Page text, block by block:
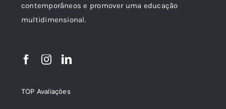
contemporâneos e promover uma educação
multidimensional.
TOP Avaliações